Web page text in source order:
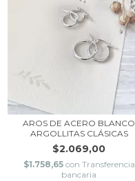
AROS DE ACERO BLANCO
ARGOLLITAS CLÁSICAS
$2.069,00
$1.758,65 con Transferencia
bancaria